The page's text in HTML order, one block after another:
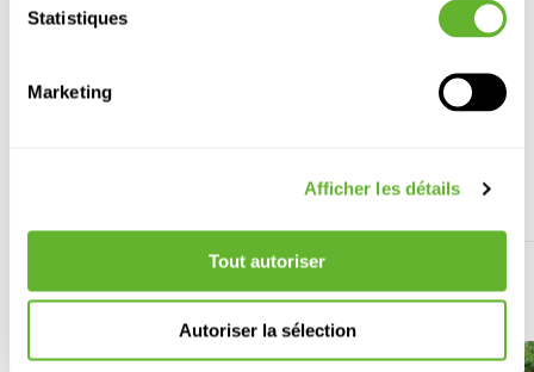
Statistiques
Marketing
Afficher les détails
Tout autoriser
Autoriser la sélection